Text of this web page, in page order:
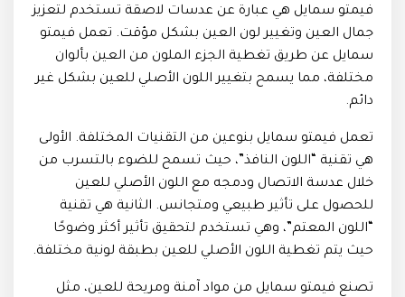
فيمتو سمايل هي عبارة عن عدسات لاصقة تستخدم لتعزيز
جمال العين وتغيير لون العين بشكل مؤقت. تعمل فيمتو
سمايل عن طريق تغطية الجزء الملون من العين بألوان
مختلفة، مما يسمح بتغيير اللون الأصلي للعين بشكل غير
دائم.
تعمل فيمتو سمايل بنوعين من التقنيات المختلفة. الأولى
هي تقنية “اللون النافذ”، حيث تسمح للضوء بالتسرب من
خلال عدسة الاتصال ودمجه مع اللون الأصلي للعين
للحصول على تأثير طبيعي ومتجانس. الثانية هي تقنية
“اللون المعتم”، وهي تستخدم لتحقيق تأثير أكثر وضوحًا
حيث يتم تغطية اللون الأصلي للعين بطبقة لونية مختلفة.
تصنع فيمتو سمايل من مواد آمنة ومريحة للعين، مثل